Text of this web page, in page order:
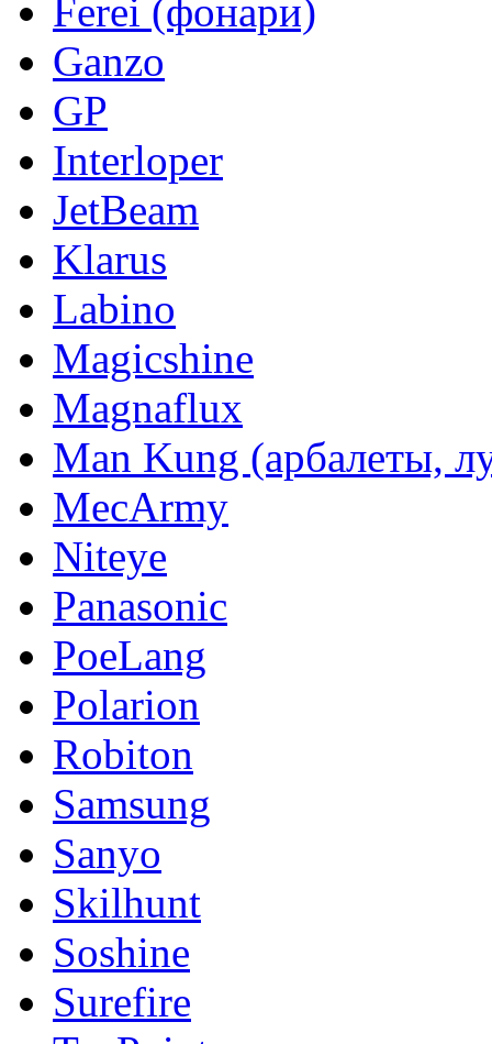
Ferei (фонари)
Ganzo
GP
Interloper
JetBeam
Klarus
Labino
Magicshine
Magnaflux
Man Kung (арбалеты,
MecArmy
Niteye
Panasonic
PoeLang
Polarion
Robiton
Samsung
Sanyo
Skilhunt
Soshine
Surefire